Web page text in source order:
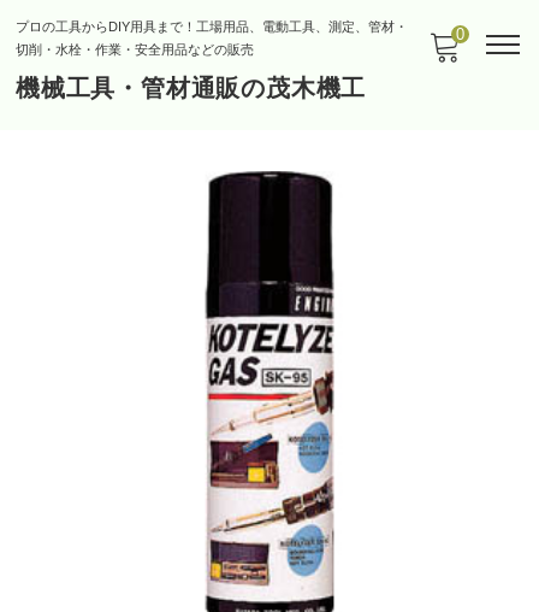
プロの工具からDIY用具まで！工場用品、電動工具、測定、管材・
切削・水栓・作業・安全用品などの販売
機械工具・管材通販の茂木機工
0